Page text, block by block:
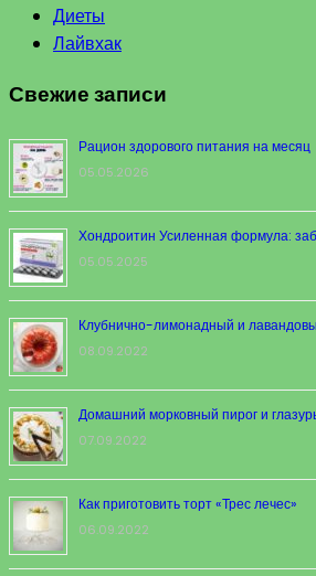
Диеты
Лайвхак
Свежие записи
Рацион здорового питания на месяц
05.05.2026
Хондроитин Усиленная формула:
05.05.2025
Клубнично-лимонадный и
08.09.2022
Домашний морковный пирог и
07.09.2022
Как приготовить торт «Трес лечес»
06.09.2022